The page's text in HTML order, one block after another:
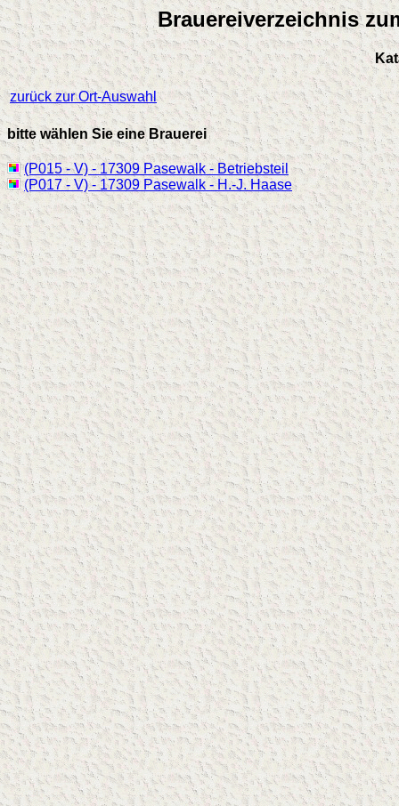
Brauereiverzeichnis
zurück zur Ort-Auswahl
bitte wählen Sie eine Brauerei
(P015 - V) - 17309 Pasewalk - Betriebsteil
(P017 - V) - 17309 Pasewalk - H.-J. Haase